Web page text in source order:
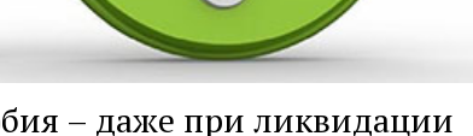
– даже при ликвидации